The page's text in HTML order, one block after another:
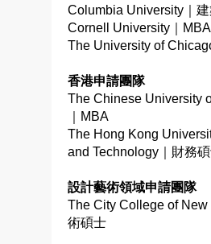
Columbia University｜
Cornell University｜MBA
The University of
香港申請團隊
The Chinese University
｜MBA
The Hong Kong
and Technology｜財務
設計藝術領域申請團隊
The City College of New
術碩士